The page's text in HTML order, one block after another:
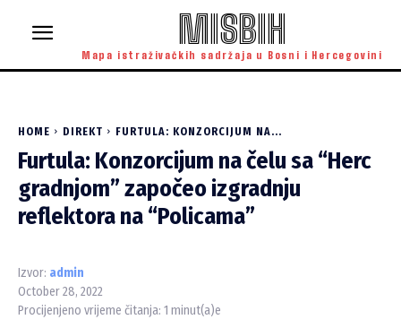
MISBIH
Mapa istraživačkih sadržaja u Bosni i Hercegovini
HOME DIREKT FURTULA: KONZORCIJUM NA...
Furtula: Konzorcijum na čelu sa “Herc
gradnjom” započeo izgradnju
reflektora na “Policama”
Izvor: admin
October 28, 2022
Procijenjeno vrijeme čitanja: 1 minut(a)e